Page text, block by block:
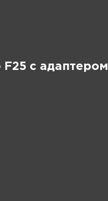
с адаптером